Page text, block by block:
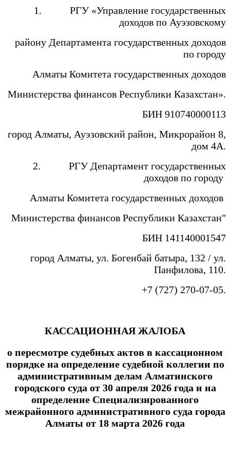
1. РГУ «Управление государственных
доходов по Ауэзовскому
району Департамента государственных доходов
по городу
Алматы Комитета государственных доходов
Министерства финансов Республики Казахстан».
БИН 910740000113
город Алматы, Ауэзовский район, Микрорайон 8,
дом 4А.
2. РГУ Департамент государственных
доходов по городу
Алматы Комитета государственных доходов
Министерства финансов Республики Казахстан"
БИН 141140001547
город Алматы, ул. Богенбай батыра, 132 / ул.
Панфилова, 110.
+7 (727) 270-07-05.
КАССАЦИОННАЯ ЖАЛОБА
о пересмотре судебных актов в кассационном
порядке на определение судебной коллегии по
административным делам Алматинского
городского суда от 30 апреля 2026 года и на
определение Специализированного
межрайонного административного суда города
Алматы от 18 марта 2026 года